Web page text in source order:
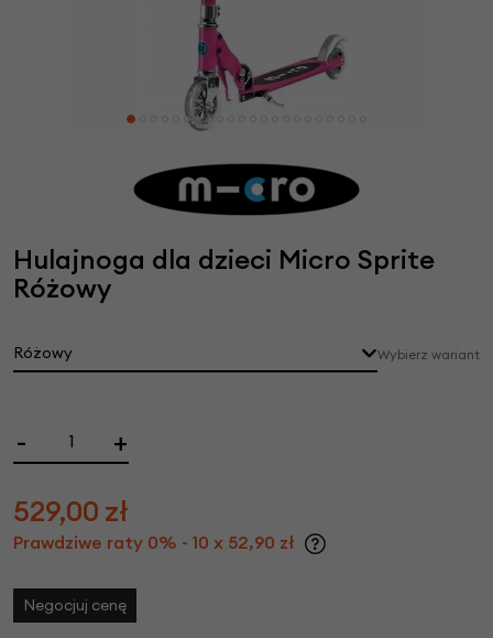
Hulajnoga dla dzieci Micro Sprite
Różowy
Różowy Wybierz wariant
- +
529,00 zł
Prawdziwe raty 0% - 10 x 52,90 zł
Negocjuj cenę